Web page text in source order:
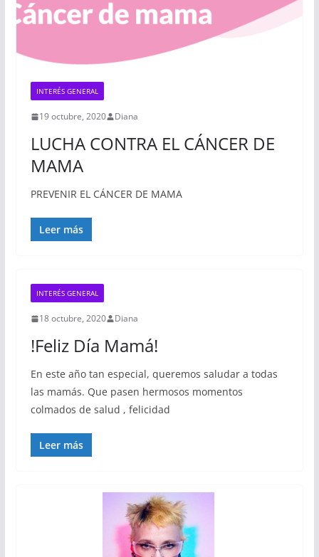
INTERÉS GENERAL
19 octubre, 2020 Diana
LUCHA CONTRA EL CÁNCER DE
MAMA
PREVENIR EL CÁNCER DE MAMA
Leer más
INTERÉS GENERAL
18 octubre, 2020 Diana
!Feliz Día Mamá!
En este año tan especial, queremos saludar a todas
las mamás. Que pasen hermosos momentos
colmados de salud , felicidad
Leer más